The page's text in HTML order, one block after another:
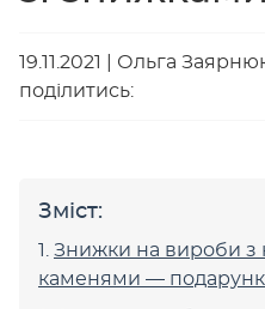
19.11.2021
Ольга
поділитись:
Зміст:
Знижки на вироби з
каменями —